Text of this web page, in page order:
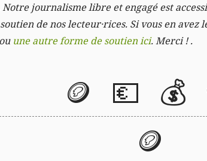
Notre journalisme libre et engagé est
de nos lecteur·rices. Si vous en avez
une autre forme de soutien ici. Merci ! .
🪙 💶 💰
🪙